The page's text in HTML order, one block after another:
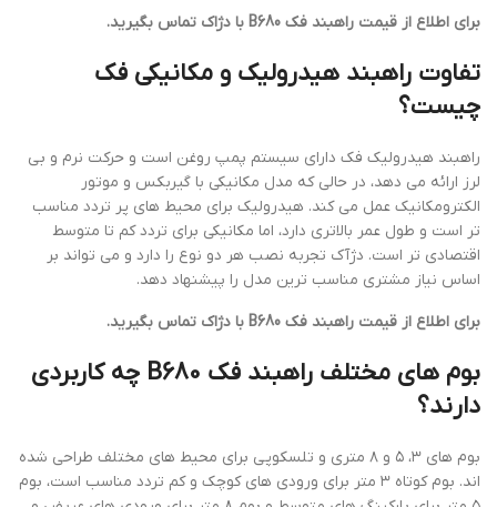
برای اطلاع از قیمت راهبند فک B680 با دژاک تماس بگیرید.
تفاوت راهبند هیدرولیک و مکانیکی فک
چیست؟
راهبند هیدرولیک فک دارای سیستم پمپ روغن است و حرکت نرم و بی
لرز ارائه می دهد، در حالی که مدل مکانیکی با گیربکس و موتور
الکترومکانیک عمل می کند. هیدرولیک برای محیط های پر تردد مناسب
تر است و طول عمر بالاتری دارد، اما مکانیکی برای تردد کم تا متوسط
اقتصادی تر است. دژآک تجربه نصب هر دو نوع را دارد و می تواند بر
اساس نیاز مشتری مناسب ترین مدل را پیشنهاد دهد.
برای اطلاع از قیمت راهبند فک B680 با دژاک تماس بگیرید.
بوم های مختلف راهبند فک B680 چه کاربردی
دارند؟
بوم های ۳، ۵ و ۸ متری و تلسکوپی برای محیط های مختلف طراحی شده
اند. بوم کوتاه ۳ متر برای ورودی های کوچک و کم تردد مناسب است، بوم